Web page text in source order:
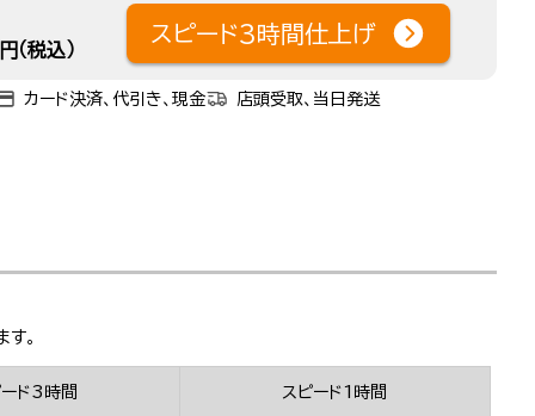
円（税込）
スピード3時間仕上げ
カード決済、代引き、現金 店頭受取、当日発送
。
ド3時間 スピード1時間